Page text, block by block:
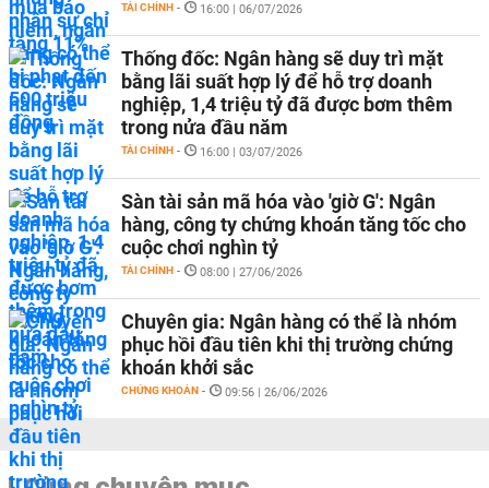
TÀI CHÍNH - 16:00 | 06/07/2026
Thống đốc: Ngân hàng sẽ duy trì mặt
bằng lãi suất hợp lý để hỗ trợ doanh
nghiệp, 1,4 triệu tỷ đã được bơm thêm
trong nửa đầu năm
TÀI CHÍNH - 16:00 | 03/07/2026
Sàn tài sản mã hóa vào 'giờ G': Ngân
hàng, công ty chứng khoán tăng tốc cho
cuộc chơi nghìn tỷ
TÀI CHÍNH - 08:00 | 27/06/2026
Chuyên gia: Ngân hàng có thể là nhóm
phục hồi đầu tiên khi thị trường chứng
khoán khởi sắc
CHỨNG KHOÁN - 09:56 | 26/06/2026